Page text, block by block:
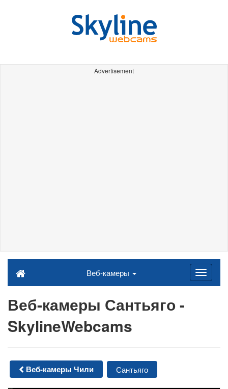
Advertisement
Веб-камеры
Веб-камеры Сантьяго -
SkylineWebcams
Веб-камеры Чили Сантьяго